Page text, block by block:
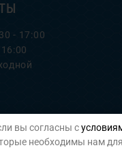
- 17:00
Политика
вы согласны с
необходимы нам